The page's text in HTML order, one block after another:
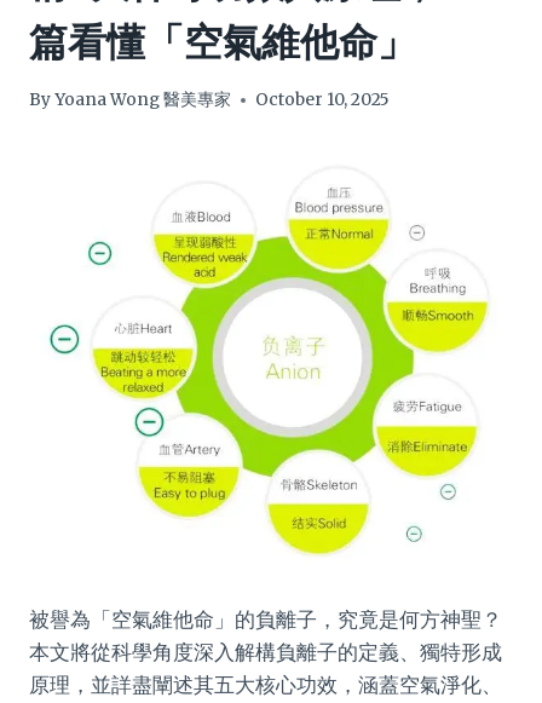
篇看懂「空氣維他命」
ByYoana Wong 醫美專家 October 10, 2025
被譽為「空氣維他命」的負離子，究竟是何方神聖？
本文將從科學角度深入解構負離子的定義、獨特形成
原理，並詳盡闡述其五大核心功效，涵蓋空氣淨化、